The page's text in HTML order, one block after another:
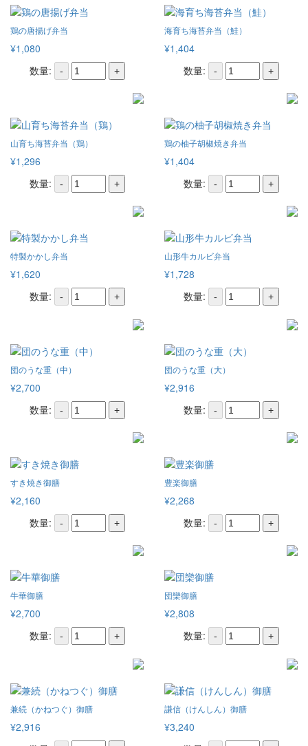
鶏の唐揚げ弁当
¥1,080
数量:
- +
海育ち海苔弁当（鮭）
¥1,404
数量:
- +
山育ち海苔弁当（鶏）
¥1,296
数量:
- +
鶏の柚子胡椒焼き弁当
¥1,404
数量:
- +
特製かかし弁当
¥1,620
数量:
- +
山形牛カルビ弁当
¥1,728
数量:
- +
団のうな重（中）
¥2,700
数量:
- +
団のうな重（大）
¥2,916
数量:
- +
すき焼き御膳
¥2,160
数量:
- +
豊楽御膳
¥2,268
数量:
- +
牛華御膳
¥2,700
数量:
- +
団欒御膳
¥2,808
数量:
- +
兼続（かねつぐ）御膳
¥2,916
謙信（けんしん）御膳
¥3,240